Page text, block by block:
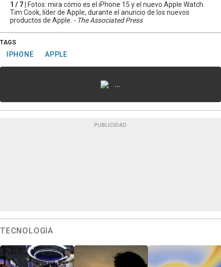
1 / 7 |
Fotos: mira cómo es el iPhone 15 y el nuevo Apple Watch.
Tim Cook, líder de Apple, durante el anuncio de los nuevos
productos de Apple. - The Associated Press
TAGS
IPHONE APPLE
...
PUBLICIDAD
TECNOLOGÍA